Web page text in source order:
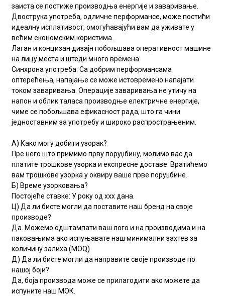
заиста се постиже производња енергије и заваривање.
Двострука употреба, одличне перформансе, може постићи
идеалну исплативост, омогућавајући вам да уживате у
већим економским користима.
Лаган и концизан дизајн побољшава оперативност машине
на лицу места и штеди много времена
Синхрона употреба: Са добрим перформансама
оптерећења, напајање се може истовремено напајати
током заваривања. Операције заваривања не утичу на
напон и облик таласа производње електричне енергије,
чиме се побољшава ефикасност рада, што га чини
једноставним за употребу и широко распрострањеним.
А) Како могу добити узорак?
Пре него што примимо прву поруџбину, молимо вас да
платите трошкове узорка и експресне доставе. Вратићемо
вам трошкове узорка у оквиру ваше прве поруџбине.
Б) Време узорковања?
Постојеће ставке: У року од xxx дана.
Ц) Да ли бисте могли да поставите наш бренд на своје
производе?
Да. Можемо одштампати ваш лого и на производима и на
паковањима ако испуњавате наш минимални захтев за
количину залиха (MOQ).
Д) Да ли бисте могли да направите своје производе по
нашој боји?
Да, боја производа може се прилагодити ако можете да
испуните наш МОК.